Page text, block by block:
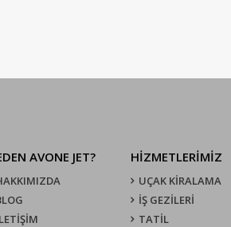
AVONE JET? HİZMETLERİMİZ
UÇAK KIRALAMA
İŞ GEZİLERİ
TATİL